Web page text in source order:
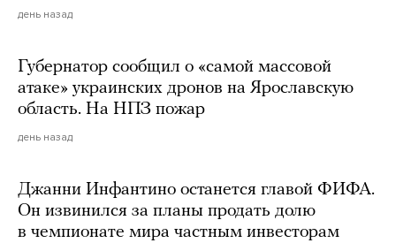
день назад
Губернатор сообщил о «самой массовой
атаке» украинских дронов на Ярославскую
область. На НПЗ пожар
день назад
Джанни Инфантино останется главой ФИФА.
Он извинился за планы продать долю
в чемпионате мира частным инвесторам